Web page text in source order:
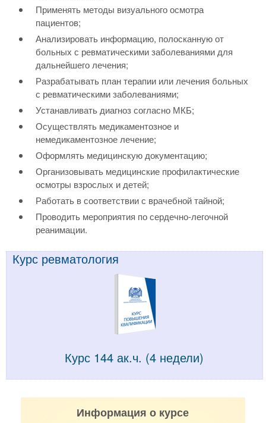
Применять методы визуального осмотра
пациентов;
Анализировать информацию, полосканную от
больных с ревматическими заболеваниями для
дальнейшего лечения;
Разрабатывать план терапии или лечения больных
с ревматическими заболеваниями;
Устанавливать диагноз согласно МКБ;
Осуществлять медикаментозное и
немедикаментозное лечение;
Оформлять медицинскую документацию;
Организовывать медицинские профилактические
осмотры взрослых и детей;
Работать в соответствии с врачебной тайной;
Проводить мероприятия по сердечно-легочной
реанимации.
Курс ревматология
Курс 144 ак.ч. (4 недели)
Информация о курсе